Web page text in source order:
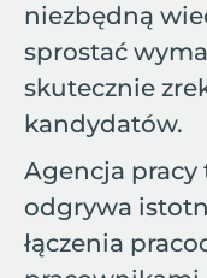
niezbędną
sprostać
skutecznie
kandydatów.
Agencja pracy
odgrywa
łączenia